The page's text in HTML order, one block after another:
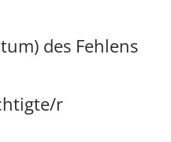
des Fehlens
r